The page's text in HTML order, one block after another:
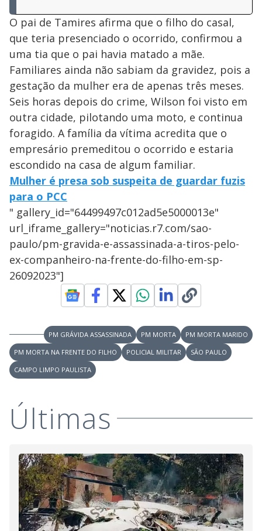
O pai de Tamires afirma que o filho do casal,
que teria presenciado o ocorrido, confirmou a
uma tia que o pai havia matado a mãe.
Familiares ainda não sabiam da gravidez, pois a
gestação da mulher era de apenas três meses.
Seis horas depois do crime, Wilson foi visto em
outra cidade, pilotando uma moto, e continua
foragido. A família da vítima acredita que o
empresário premeditou o ocorrido e estaria
escondido na casa de algum familiar.
Mulher é presa sob suspeita de guardar fuzis
para o PCC
" gallery_id="64499497c012ad5e5000013e"
url_iframe_gallery="noticias.r7.com/sao-
paulo/pm-gravida-e-assassinada-a-tiros-pelo-
ex-companheiro-na-frente-do-filho-em-sp-
26092023"]
PM GRÁVIDA ASSASSINADA PM MORTA
PM MORTA MARIDO
PM MORTA NA FRENTE DO FILHO
POLICIAL MILITAR
SÃO PAULO
CAMPO LIMPO PAULISTA
Últimas